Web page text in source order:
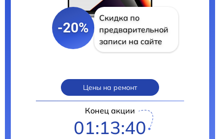
-20%
Скидка по
предварительной
записи на сайте
Цены на ремонт
Конец акции
01:13:40